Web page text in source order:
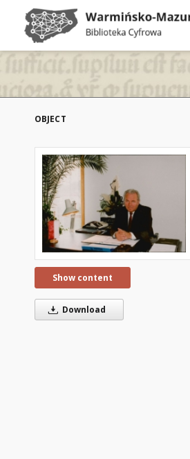
OBJECT
Show content
Download